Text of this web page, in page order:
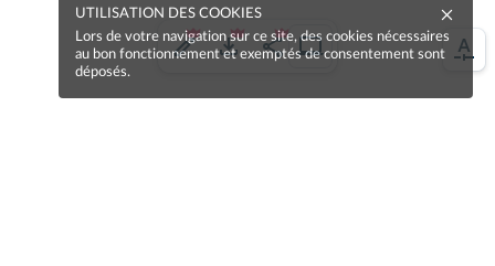
UTILISATION DES COOKIES
Lors de votre navigation sur ce site, des cookies nécessaires
au bon fonctionnement et exemptés de consentement sont
déposés.